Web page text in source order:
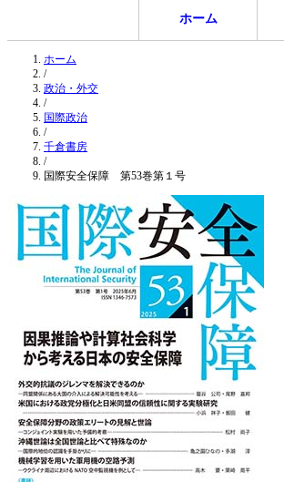
ホーム
ホーム
/
政治・外交
/
国際政治
/
千倉書房
/
国際安全保障 第53巻第１号